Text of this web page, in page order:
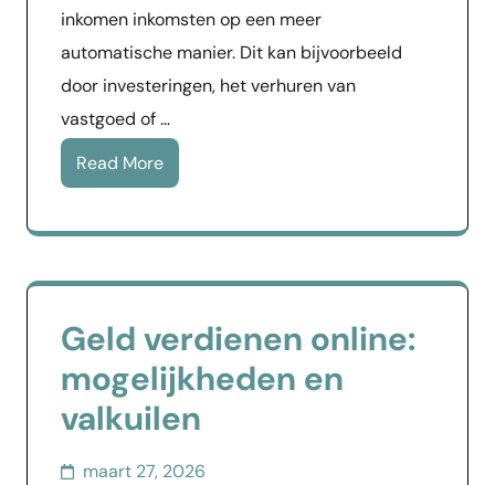
inkomen inkomsten op een meer
automatische manier. Dit kan bijvoorbeeld
door investeringen, het verhuren van
vastgoed of …
Read More
Geld verdienen online:
mogelijkheden en
valkuilen
maart 27, 2026